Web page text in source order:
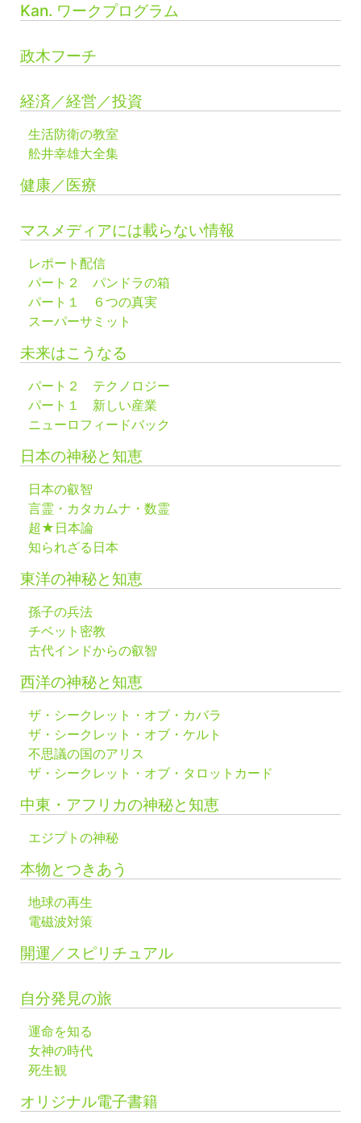
Kan. ワークプログラム
政木フーチ
経済／経営／投資
生活防衛の教室
舩井幸雄大全集
健康／医療
マスメディアには載らない情報
レポート配信
パート２ パンドラの箱
パート１ ６つの真実
スーパーサミット
未来はこうなる
パート２ テクノロジー
パート１ 新しい産業
ニューロフィードバック
日本の神秘と知恵
日本の叡智
言霊・カタカムナ・数霊
超★日本論
知られざる日本
東洋の神秘と知恵
孫子の兵法
チベット密教
古代インドからの叡智
西洋の神秘と知恵
ザ・シークレット・オブ・カバラ
ザ・シークレット・オブ・ケルト
不思議の国のアリス
ザ・シークレット・オブ・タロットカード
中東・アフリカの神秘と知恵
エジプトの神秘
本物とつきあう
地球の再生
電磁波対策
開運／スピリチュアル
自分発見の旅
運命を知る
女神の時代
死生観
オリジナル電子書籍